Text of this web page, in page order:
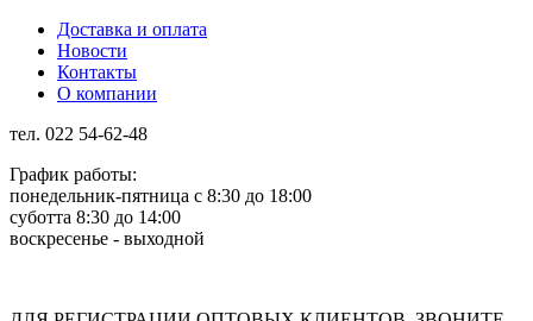
Доставка и оплата
Новости
Контакты
О компании
тел. 022 54-62-48
График работы:
понедельник-пятница с 8:30 до 18:00
суботта 8:30 до 14:00
воскресенье - выходной